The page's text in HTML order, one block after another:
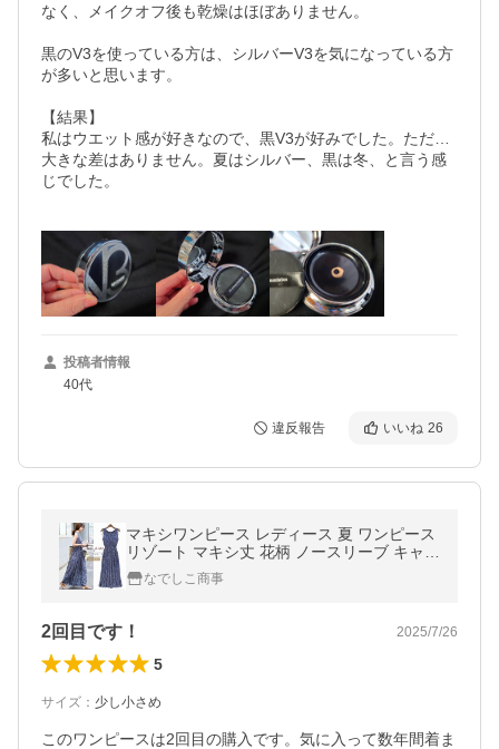
なく、メイクオフ後も乾燥はほぼありません。
黒のV3を使っている方は、シルバーV3を気になっている方
が多いと思います。
【結果】
私はウエット感が好きなので、黒V3が好みでした。ただ…
大きな差はありません。夏はシルバー、黒は冬、と言う感
じでした。
投稿者情報
40代
違反報告 いいね 26
マキシワンピース レディース 夏 ワンピース
リゾート マキシ丈 花柄 ノースリーブ キャミ
ワンピ ロングワンピース 旅行 ラウンドネッ
ク ウエストゴム ハワイ
なでしこ商事
2回目です！ 2025/7/26
5
サイズ ： 少し小さめ
このワンピースは2回目の購入です。気に入って数年間着ま